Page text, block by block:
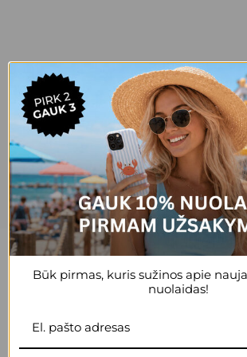
20,000+ patenkintų
Būk pirmas, kuris sužinos apie
nuolaidas!